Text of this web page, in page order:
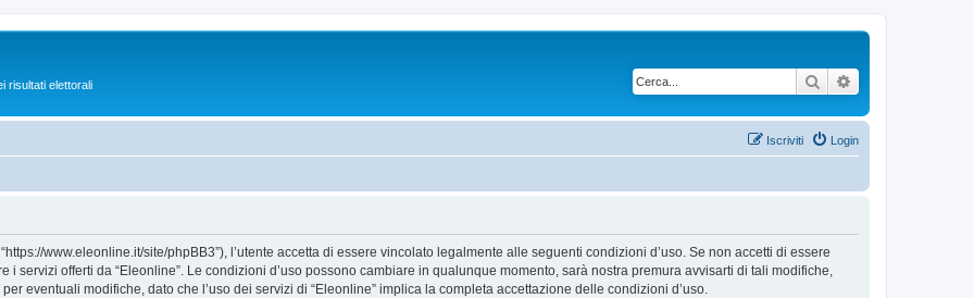
risultati elettorali Cerca
Login
Iscriviti
www.eleonline.it/site/phpBB3”), l’utente accetta di essere vincolato legalmente alle seguenti condizioni d’uso. Se non accetti di essere
servizi offerti da “Eleonline”. Le condizioni d’uso possono cambiare in qualunque momento, sarà nostra premura avvisarti di tali modifiche,
eventuali modifiche, dato che l’uso dei servizi di “Eleonline” implica la completa accettazione delle condizioni d’uso.